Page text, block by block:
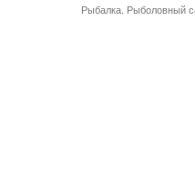
Рыбалка. Рыболовный